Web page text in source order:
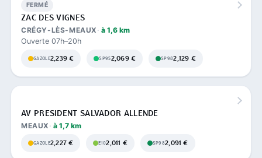
FERMÉ
ZAC DES VIGNES
CRÉGY-LÈS-MEAUX à 1,6 km
Ouverte 07h–20h
GAZOLE2,239 € SP952,069 € SP982,129 €
AV PRESIDENT SALVADOR ALLENDE
MEAUX à 1,7 km
GAZOLE2,227 € E102,011 € SP982,091 €